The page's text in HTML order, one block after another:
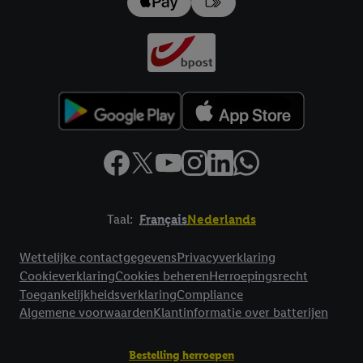
Taal: FrançaisNederlands
Wettelijke contactgegevensPrivacyverklaring
CookieverklaringCookies beherenHerroepingsrecht
ToegankelijkheidsverklaringCompliance
Algemene voorwaardenKlantinformatie over batterijen
Bestelling herroepen